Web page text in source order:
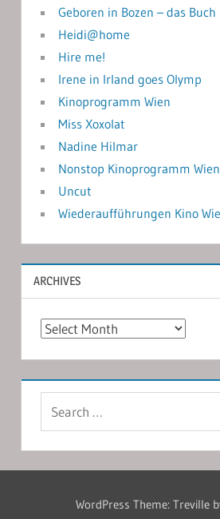
Geboren in Bozen – das Buch
Heidi@home
Hire me!
Irene in Irland goes Olymp
Kinoprogramm Wien
Miss Xoxolat
Nadine Hilmar
Nonstop Kinoprogramm Wien
Uncut
Wiederaufführungen Kino
ARCHIVES
Archives
WordPress Theme: Treville